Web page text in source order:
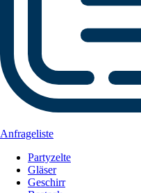
Anfrageliste
Partyzelte
Gläser
Geschirr